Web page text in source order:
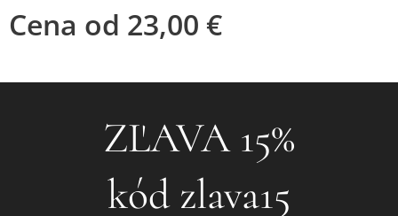
Cena od 23,00 €
❤ZĽAVA 15%❤
kód zlava15